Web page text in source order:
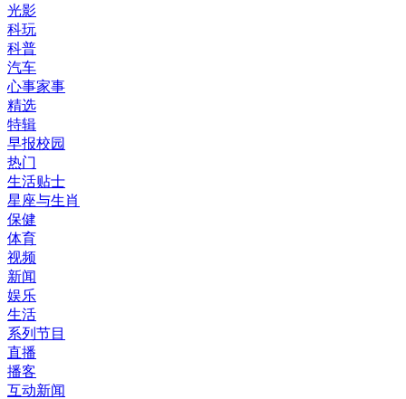
光影
科玩
科普
汽车
心事家事
精选
特辑
早报校园
热门
生活贴士
星座与生肖
保健
体育
视频
新闻
娱乐
生活
系列节目
直播
播客
互动新闻